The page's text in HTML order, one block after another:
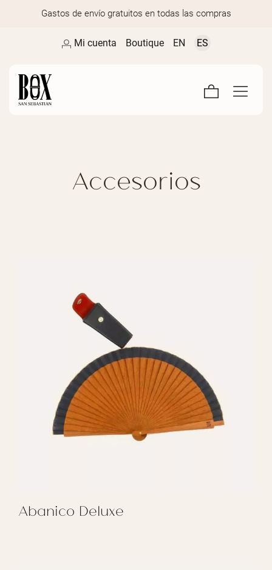
Gastos de envío gratuitos en todas las compras
Mi cuenta Boutique EN ES
Accesorios
Abanico Deluxe